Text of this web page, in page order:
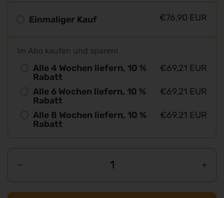
Einmaliger Kauf €76,90 EUR
Im Abo kaufen und sparen!
Alle 4 Wochen liefern, 10 %
Rabatt
€69,21 EUR
Alle 6 Wochen liefern, 10 %
Rabatt
€69,21 EUR
Alle 8 Wochen liefern, 10 %
Rabatt
€69,21 EUR